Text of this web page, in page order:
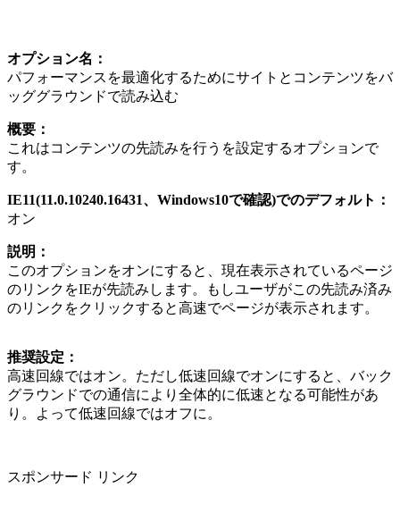
オプション名：
パフォーマンスを最適化するためにサイトとコンテンツをバ
ッググラウンドで読み込む
概要：
これはコンテンツの先読みを行うを設定するオプションで
す。
IE11(11.0.10240.16431、Windows10で確認)でのデフォルト：
オン
説明：
このオプションをオンにすると、現在表示されているページ
のリンクをIEが先読みします。もしユーザがこの先読み済み
のリンクをクリックすると高速でページが表示されます。
推奨設定：
高速回線ではオン。ただし低速回線でオンにすると、バック
グラウンドでの通信により全体的に低速となる可能性があ
り。よって低速回線ではオフに。
スポンサード リンク